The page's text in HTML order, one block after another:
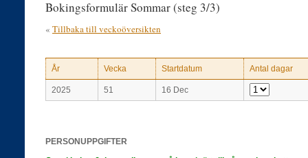
Bokingsformulär Sommar (steg 3/3)
« Tillbaka till veckoöversikten
År Vecka Startdatum Antal dagar
2025 51 16 Dec
PERSONUPPGIFTER